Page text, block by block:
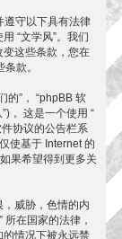
遵守以下具有法律
“文学风”。我们
这些条款，您在
款。
的”， “phpBB 软
， 这是一个使用 “
协议的公告栏系
使基于 Internet 的
果希望得到更多关
威胁，色情的内
在国家的法律，
的情况下被永远禁